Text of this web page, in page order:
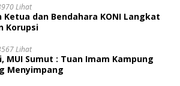
Lihat
Ketua dan Bendahara KONI Langkat
Korupsi
Lihat
MUI Sumut : Tuan Imam Kampung
Menyimpang